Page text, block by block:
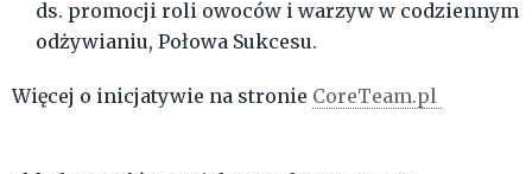
ds. promocji roli owoców i warzyw w codziennym
odżywianiu, Połowa Sukcesu.
Więcej o inicjatywie na stronie CoreTeam.pl